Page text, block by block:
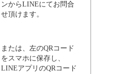
ンからLINEにてお問合
せ頂けます。
または、左のQRコード
をスマホに保存し、
LINEアプリのQRコード